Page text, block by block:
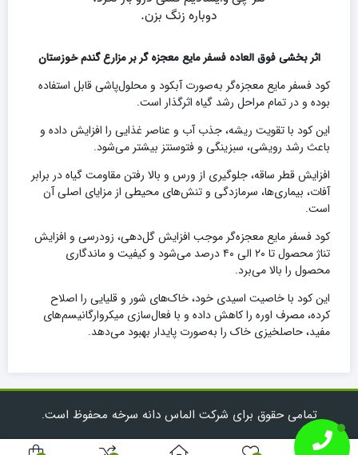
اثر بخشی فوق العاده فسفر مایع معجزه گر بر مزارع گندم خوزستان
کود فسفر مایع معجزه‌گر به‌صورت آبکود و محلول‌پاشی قابل استفاده
بوده و در تمام مراحل رشد گیاه اثرگذار است.
این کود با تقویت ریشه، جذب آب و عناصر غذایی را افزایش داده و
باعث رشد رویشی، سبزینگی و فتوسنتز بیشتر می‌شود.
افزایش قطر ساقه، جلوگیری از ورس و بالا رفتن مقاومت گیاه در برابر
آفات، بیماری‌ها، سرمازدگی و تنش‌های محیطی از مزایای اصلی آن
است.
کود فسفر مایع معجزه‌گر موجب افزایش گل‌دهی، زودرسی و افزایش
تناژ محصول تا ۲۰ الی ۴۰ درصد می‌شود و کیفیت و ماندگاری
محصول را بالا می‌برد.
این کود با خاصیت اسیدی خود، خاک‌های شور و قلیایی را اصلاح
کرده، مصرف اوره را کاهش داده و با فعال‌سازی میکروارگانیسم‌های
مفید، حاصلخیزی خاک را به‌صورت پایدار بهبود می‌دهد.
تمامی حقوق برای شرکت الماس دانه سرخه محفوظ است.